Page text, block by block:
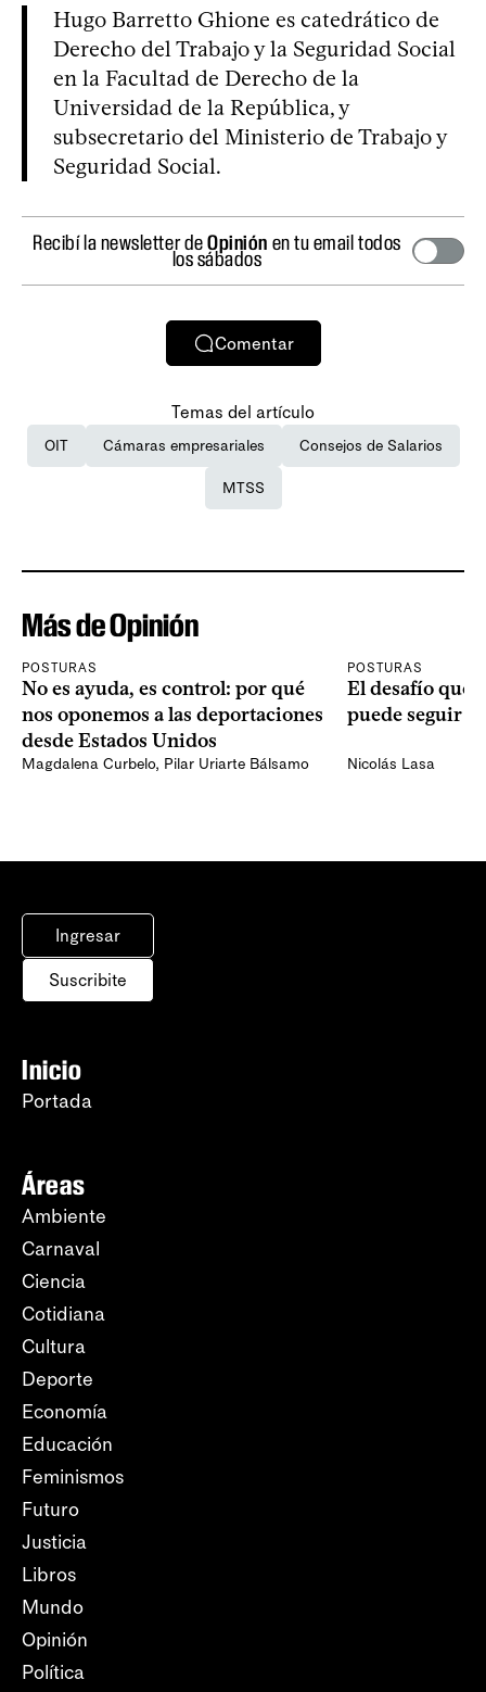
Hugo Barretto Ghione es catedrático de
Derecho del Trabajo y la Seguridad Social
en la Facultad de Derecho de la
Universidad de la República, y
subsecretario del Ministerio de Trabajo y
Seguridad Social.
Recibí la newsletter deOpinión en tu email todos
los sábados
Comentar
Temas del artículo
OIT Cámaras empresariales Consejos de Salarios
MTSS
Más de Opinión
POSTURAS
No es ayuda, es control: por qué
nos oponemos a las deportaciones
desde Estados Unidos
Magdalena Curbelo, Pilar Uriarte Bálsamo
POSTURAS
El desafío que
puede seguir
Nicolás Lasa
Ingresar
Suscribite
Inicio
Portada
Áreas
Ambiente
Carnaval
Ciencia
Cotidiana
Cultura
Deporte
Economía
Educación
Feminismos
Futuro
Justicia
Libros
Mundo
Opinión
Política